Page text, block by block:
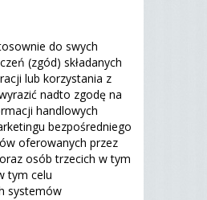
do swych
(zgód) składanych
lub korzystania z
nadto zgodę na
handlowych
bezpośredniego
oferowanych przez
osób trzecich w tym
tym celu
systemów